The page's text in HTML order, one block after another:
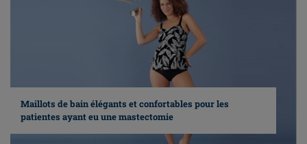
Maillots de bain élégants et confortables pour les
patientes ayant eu une mastectomie